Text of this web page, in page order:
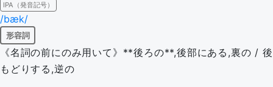
IPA（発音記号）
/bæk/
形容詞
《名詞の前にのみ用いて》**後ろの**,後部にある,裏の / 後
もどりする,逆の